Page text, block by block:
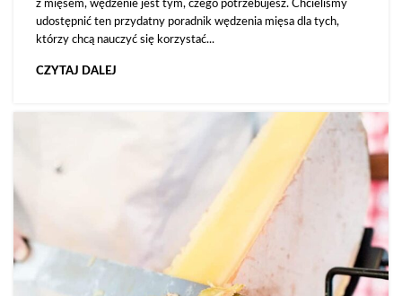
z mięsem, wędzenie jest tym, czego potrzebujesz. Chcieliśmy
udostępnić ten przydatny poradnik wędzenia mięsa dla tych,
którzy chcą nauczyć się korzystać...
CZYTAJ DALEJ